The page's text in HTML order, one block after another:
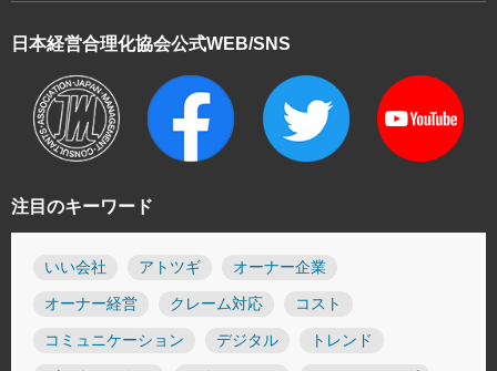
注目のキーワード
いい会社 アトツギ オーナー企業
オーナー経営 クレーム対応 コスト
コミュニケーション デジタル トレンド
日本経営合理化協会公式WEB/SNS